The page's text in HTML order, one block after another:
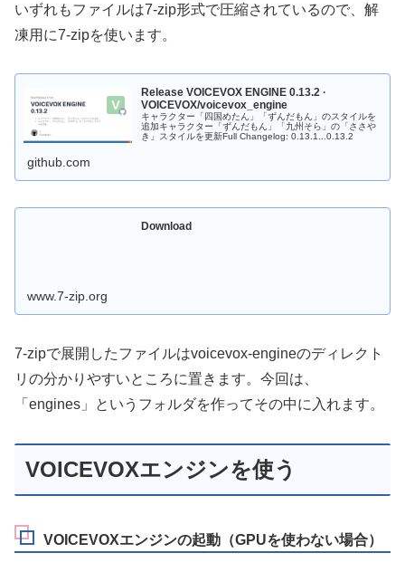
いずれもファイルは7-zip形式で圧縮されているので、解
凍用に7-zipを使います。
Release VOICEVOX ENGINE 0.13.2 ·
VOICEVOX/voicevox_engine
キャラクター「四国めたん」「ずんだもん」のスタイルを
追加キャラクター「ずんだもん」「九州そら」の「ささや
き」スタイルを更新Full Changelog: 0.13.1...0.13.2
github.com
Download
www.7-zip.org
7-zipで展開したファイルはvoicevox-engineのディレクト
リの分かりやすいところに置きます。今回は、
「engines」というフォルダを作ってその中に入れます。
VOICEVOXエンジンを使う
VOICEVOXエンジンの起動（GPUを使わない場合）